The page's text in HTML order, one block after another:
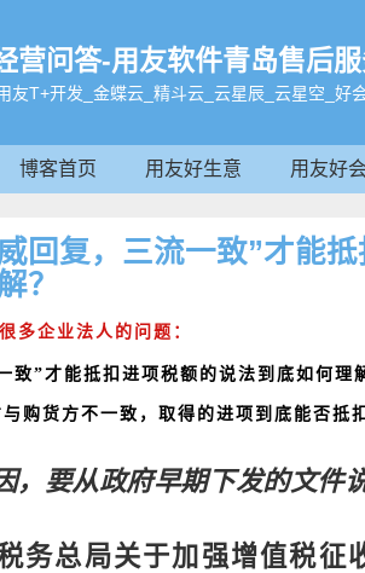
营问答-用友软件青岛售后
友T+开发_金蝶云_精斗云_云星辰_云星空_好
博客首页 用友好生意 用友好
回复，三流一致”才能
？
多企业法人的问题：
致”才能抵扣进项税额的说法到底如何理
购货方不一致，取得的进项到底能否抵
，要从政府早期下发的文
税务总局关于加强增值税